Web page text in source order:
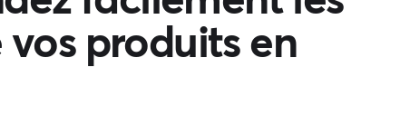
vos produits en